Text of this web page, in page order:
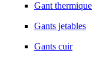
Gant thermique
Gants jetables
Gants cuir